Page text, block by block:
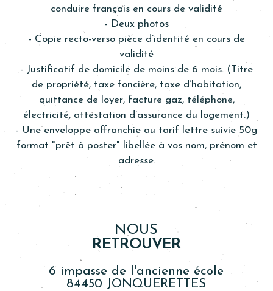
conduire français en cours de validité
- Deux photos
- Copie recto-verso pièce d’identité en cours de
validité
- Justificatif de domicile de moins de 6 mois. (Titre
de propriété, taxe foncière, taxe d’habitation,
quittance de loyer, facture gaz, téléphone,
électricité, attestation d’assurance du logement.)
- Une enveloppe affranchie au tarif lettre suivie 50g
format "prêt à poster" libellée à vos nom, prénom et
adresse.
NOUS
RETROUVER
6 impasse de l'ancienne école
84450 JONQUERETTES